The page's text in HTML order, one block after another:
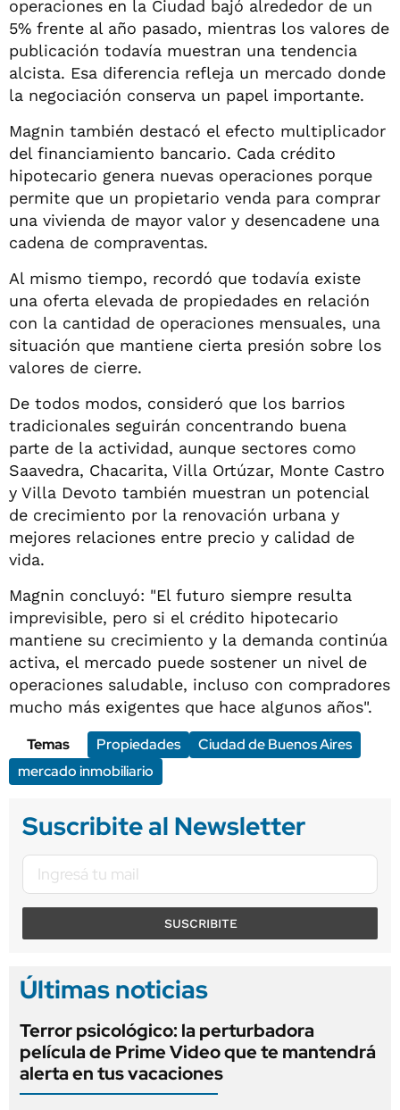
operaciones en la Ciudad bajó alrededor de un
5% frente al año pasado, mientras los valores de
publicación todavía muestran una tendencia
alcista. Esa diferencia refleja un mercado donde
la negociación conserva un papel importante.
Magnin también destacó el efecto multiplicador
del financiamiento bancario. Cada crédito
hipotecario genera nuevas operaciones porque
permite que un propietario venda para comprar
una vivienda de mayor valor y desencadene una
cadena de compraventas.
Al mismo tiempo, recordó que todavía existe
una oferta elevada de propiedades en relación
con la cantidad de operaciones mensuales, una
situación que mantiene cierta presión sobre los
valores de cierre.
De todos modos, consideró que los barrios
tradicionales seguirán concentrando buena
parte de la actividad, aunque sectores como
Saavedra, Chacarita, Villa Ortúzar, Monte Castro
y Villa Devoto también muestran un potencial
de crecimiento por la renovación urbana y
mejores relaciones entre precio y calidad de
vida.
Magnin concluyó: "El futuro siempre resulta
imprevisible, pero si el crédito hipotecario
mantiene su crecimiento y la demanda continúa
activa, el mercado puede sostener un nivel de
operaciones saludable, incluso con compradores
mucho más exigentes que hace algunos años".
Temas
Propiedades
Ciudad de Buenos Aires
mercado inmobiliario
Suscribite al Newsletter
SUSCRIBITE
Últimas noticias
Terror psicológico: la perturbadora
película de Prime Video que te mantendrá
alerta en tus vacaciones